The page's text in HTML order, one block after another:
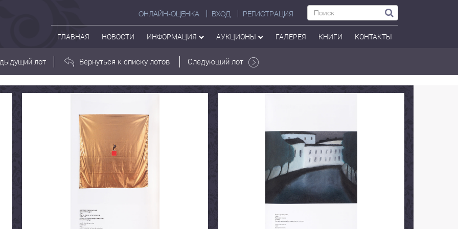
ОНЛАЙН-ОЦЕНКА ВХОД РЕГИСТРАЦИЯ
ГЛАВНАЯ НОВОСТИ ИНФОРМАЦИЯ АУКЦИОНЫ ГАЛЕРЕЯ КНИГИ КОНТАКТЫ
лот Вернуться к списку лотов Следующий лот